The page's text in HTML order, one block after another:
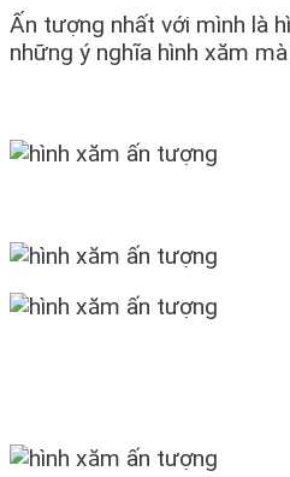
Ấn tượng nhất với mình là
những ý nghĩa hình xăm